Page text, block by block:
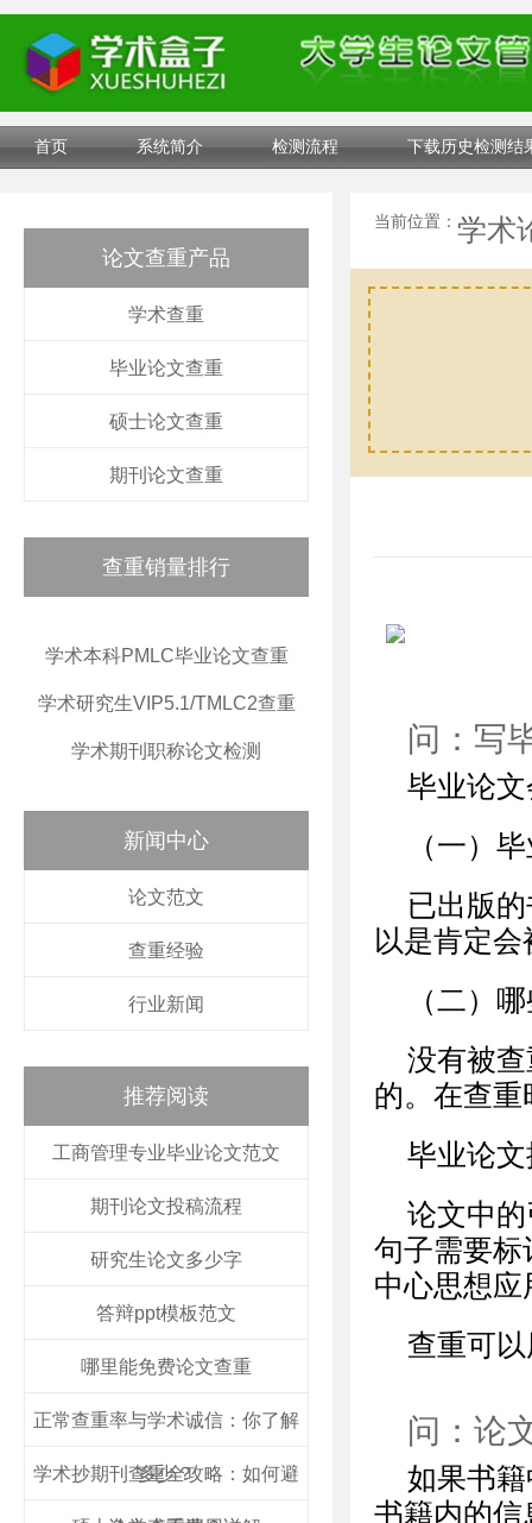
首页 系统简介 检测流程 下载历史检测结
论文查重产品
学术查重
毕业论文查重
硕士论文查重
期刊论文查重
查重销量排行
学术本科PMLC毕业论文查重
学术研究生VIP5.1/TMLC2查重
学术期刊职称论文检测
新闻中心
论文范文
查重经验
行业新闻
推荐阅读
工商管理专业毕业论文范文
期刊论文投稿流程
研究生论文多少字
答辩ppt模板范文
哪里能免费论文查重
正常查重率与学术诚信：你了解
多少？
学术抄期刊查重全攻略：如何避
当前位置： 学术
问：写
毕业论
（一）
已出版
以是肯定
（二）
没有被
的。在查
毕业论
论文中
句子需要标
中心思想
查重可
问：论
如果书
书籍内的信